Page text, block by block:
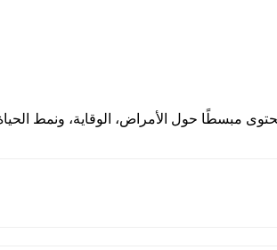
مبسطًا حول الأمراض، الوقاية، ونمط